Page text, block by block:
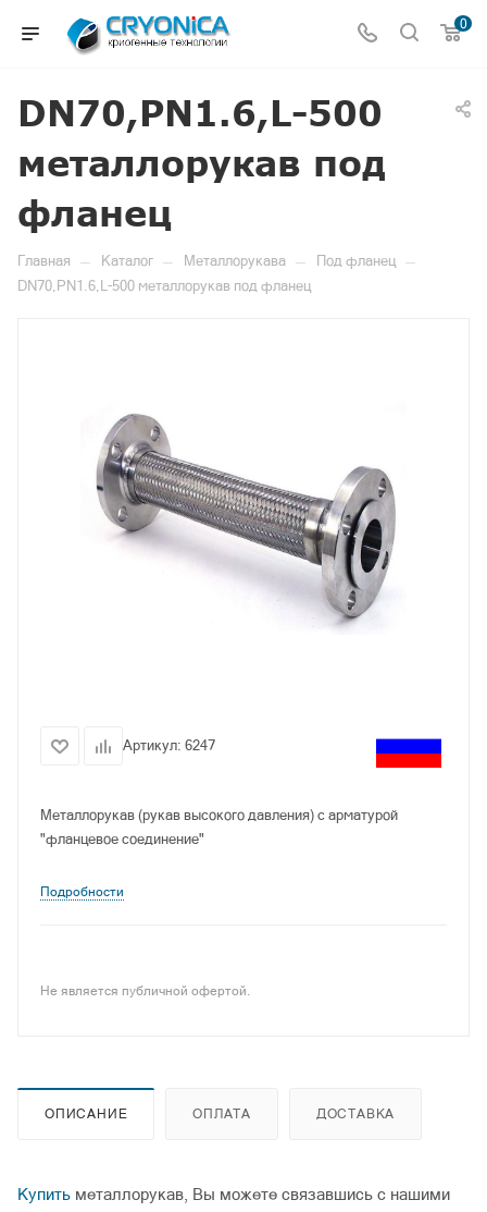
0
DN70,PN1.6,L-500
металлорукав под
фланец
Главная — Каталог — Металлорукава — Под фланец —
DN70,PN1.6,L-500 металлорукав под фланец
Артикул: 6247
Металлорукав (рукав высокого давления) с арматурой
"фланцевое соединение"
Подробности
Не является публичной офертой.
ОПИСАНИЕ ОПЛАТА ДОСТАВКА
Купить металлорукав, Вы можете связавшись с нашими